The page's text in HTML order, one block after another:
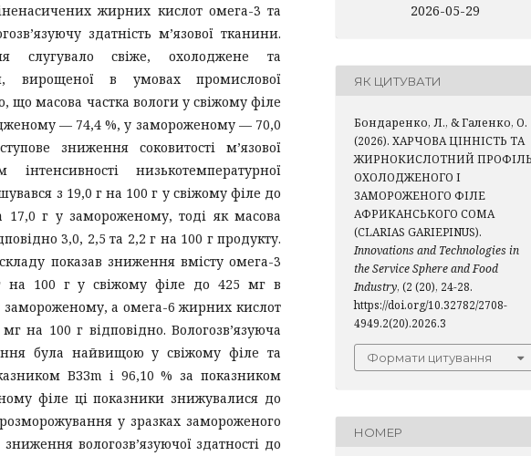
жирних кислот омега-3 та
здатність м’язової тканини.
слугувало свіже, охолоджене та
вирощеної в умовах промислової
що масова частка вологи у свіжому філе
— 74,4 %, у замороженому — 70,0
зниження соковитості м’язової
низькотемпературної
з 19,0 г на 100 г у свіжому філе до
17,0 г у замороженому, тоді як масова
3,0, 2,5 та 2,2 г на 100 г продукту.
показав зниження вмісту омега-3
на 100 г у свіжому філе до 425 мг в
а омега-6 жирних кислот
на 100 г відповідно. Вологозв’язуюча
була найвищою у свіжому філе та
ВЗЗm і 96,10 % за показником
філе ці показники знижувалися до
у зразках замороженого
вологозв’язуючої здатності до
2026-05-29
ЯК ЦИТУВАТИ
Бондаренко, Л., & Галенко, О.
(2026). ХАРЧОВА ЦІННІСТЬ ТА
ЖИРНОКИСЛОТНИЙ
ОХОЛОДЖЕНОГО І
ЗАМОРОЖЕНОГО ФІЛЕ
АФРИКАНСЬКОГО СОМА
(CLARIAS GARIEPINUS).
Innovations and Technologies in
the Service Sphere and Food
Industry, (2 (20), 24-28.
https://doi.org/10.32782/2708-
4949.2(20).2026.3
Формати цитування
НОМЕР